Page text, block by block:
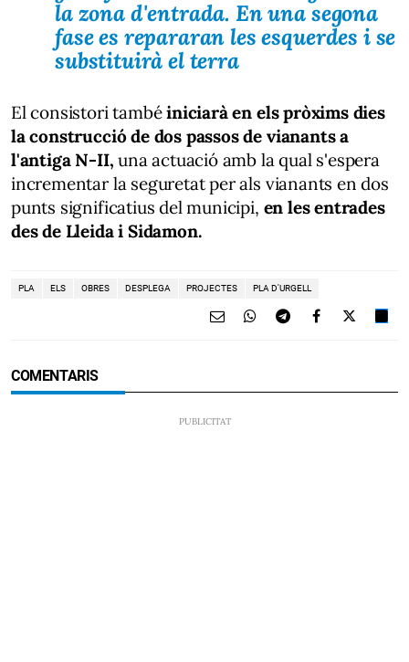
la zona d'entrada. En una segona
fase es repararan les esquerdes i se
substituirà el terra
El consistori tambéiniciarà en els pròxims dies
la construcció de dos passos de vianants a
l'antiga N-II,una actuació amb la qual s'espera
incrementar la seguretat per als vianants en dos
punts significatius del municipi, en les entrades
des de Lleida i Sidamon.
PLA ELS OBRES DESPLEGA PROJECTES PLA D'URGELL
COMENTARIS